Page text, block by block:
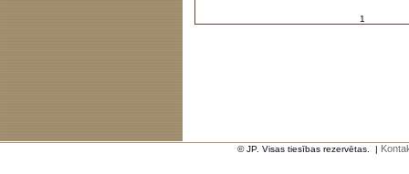
1
© JP. Visas tiesības rezervētas. |